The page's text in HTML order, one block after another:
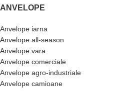
ANVELOPE
Anvelope iarna
Anvelope all-season
Anvelope vara
Anvelope comerciale
Anvelope agro-industriale
Anvelope camioane